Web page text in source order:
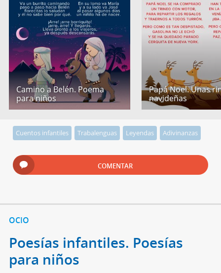
Camino a Belén. Poema
para niños
Papá Noel. Unas
navideñas
Cuentos infantiles Trabalenguas Leyendas Adivinanzas
COMENTAR
OCIO
Poesías infantiles. Poesías
para niños